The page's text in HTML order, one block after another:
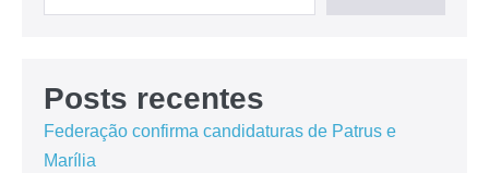
Posts recentes
Federação confirma candidaturas de Patrus e
Marília